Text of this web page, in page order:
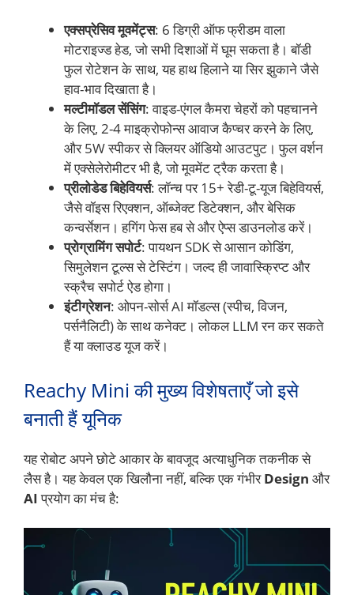
एक्सप्रेसिव मूवमेंट्स: 6 डिग्री ऑफ फ्रीडम वाला
मोटराइज्ड हेड, जो सभी दिशाओं में घूम सकता है। बॉडी
फुल रोटेशन के साथ, यह हाथ हिलाने या सिर झुकाने जैसे
हाव-भाव दिखाता है।
मल्टीमॉडल सेंसिंग: वाइड-एंगल कैमरा चेहरों को पहचानने
के लिए, 2-4 माइक्रोफोन्स आवाज कैप्चर करने के लिए,
और 5W स्पीकर से क्लियर ऑडियो आउटपुट। फुल वर्शन
में एक्सेलेरोमीटर भी है, जो मूवमेंट ट्रैक करता है।
प्रीलोडेड बिहेवियर्स: लॉन्च पर 15+ रेडी-टू-यूज बिहेवियर्स,
जैसे वॉइस रिएक्शन, ऑब्जेक्ट डिटेक्शन, और बेसिक
कन्वर्सेशन। हगिंग फेस हब से और ऐप्स डाउनलोड करें।
प्रोग्रामिंग सपोर्ट: पायथन SDK से आसान कोडिंग,
सिमुलेशन टूल्स से टेस्टिंग। जल्द ही जावास्क्रिप्ट और
स्क्रैच सपोर्ट ऐड होगा।
इंटीग्रेशन: ओपन-सोर्स AI मॉडल्स (स्पीच, विजन,
पर्सनैलिटी) के साथ कनेक्ट। लोकल LLM रन कर सकते
हैं या क्लाउड यूज करें।
Reachy Mini की मुख्य विशेषताएँ जो इसे
बनाती हैं यूनिक
यह रोबोट अपने छोटे आकार के बावजूद अत्याधुनिक तकनीक से
लैस है। यह केवल एक खिलौना नहीं, बल्कि एक गंभीरDesign और
AI प्रयोग का मंच है: